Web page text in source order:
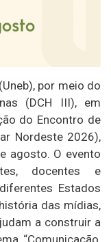
por meio do
(DCH III), em
do Encontro de
Nordeste 2026),
agosto. O evento
docentes e
Estados
das mídias,
a construir a